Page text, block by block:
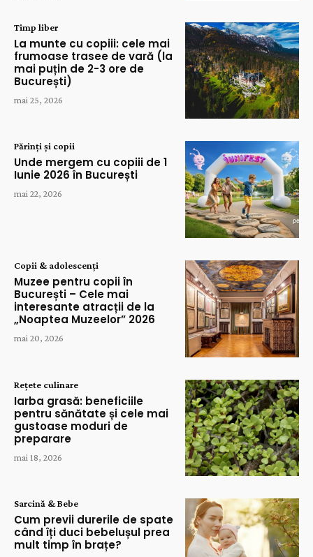
Timp liber
La munte cu copiii: cele mai
frumoase trasee de vară (la
mai puțin de 2-3 ore de
București)
mai 25, 2026
Părinți și copii
Unde mergem cu copiii de 1
Iunie 2026 în București
mai 22, 2026
Copii & adolescenți
Muzee pentru copii în
București – Cele mai
interesante atracții de la
„Noaptea Muzeelor” 2026
mai 20, 2026
Rețete culinare
Iarba grasă: beneficiile
pentru sănătate și cele mai
gustoase moduri de
preparare
mai 18, 2026
Sarcină & Bebe
Cum previi durerile de spate
când îți duci bebelușul prea
mult timp în brațe?